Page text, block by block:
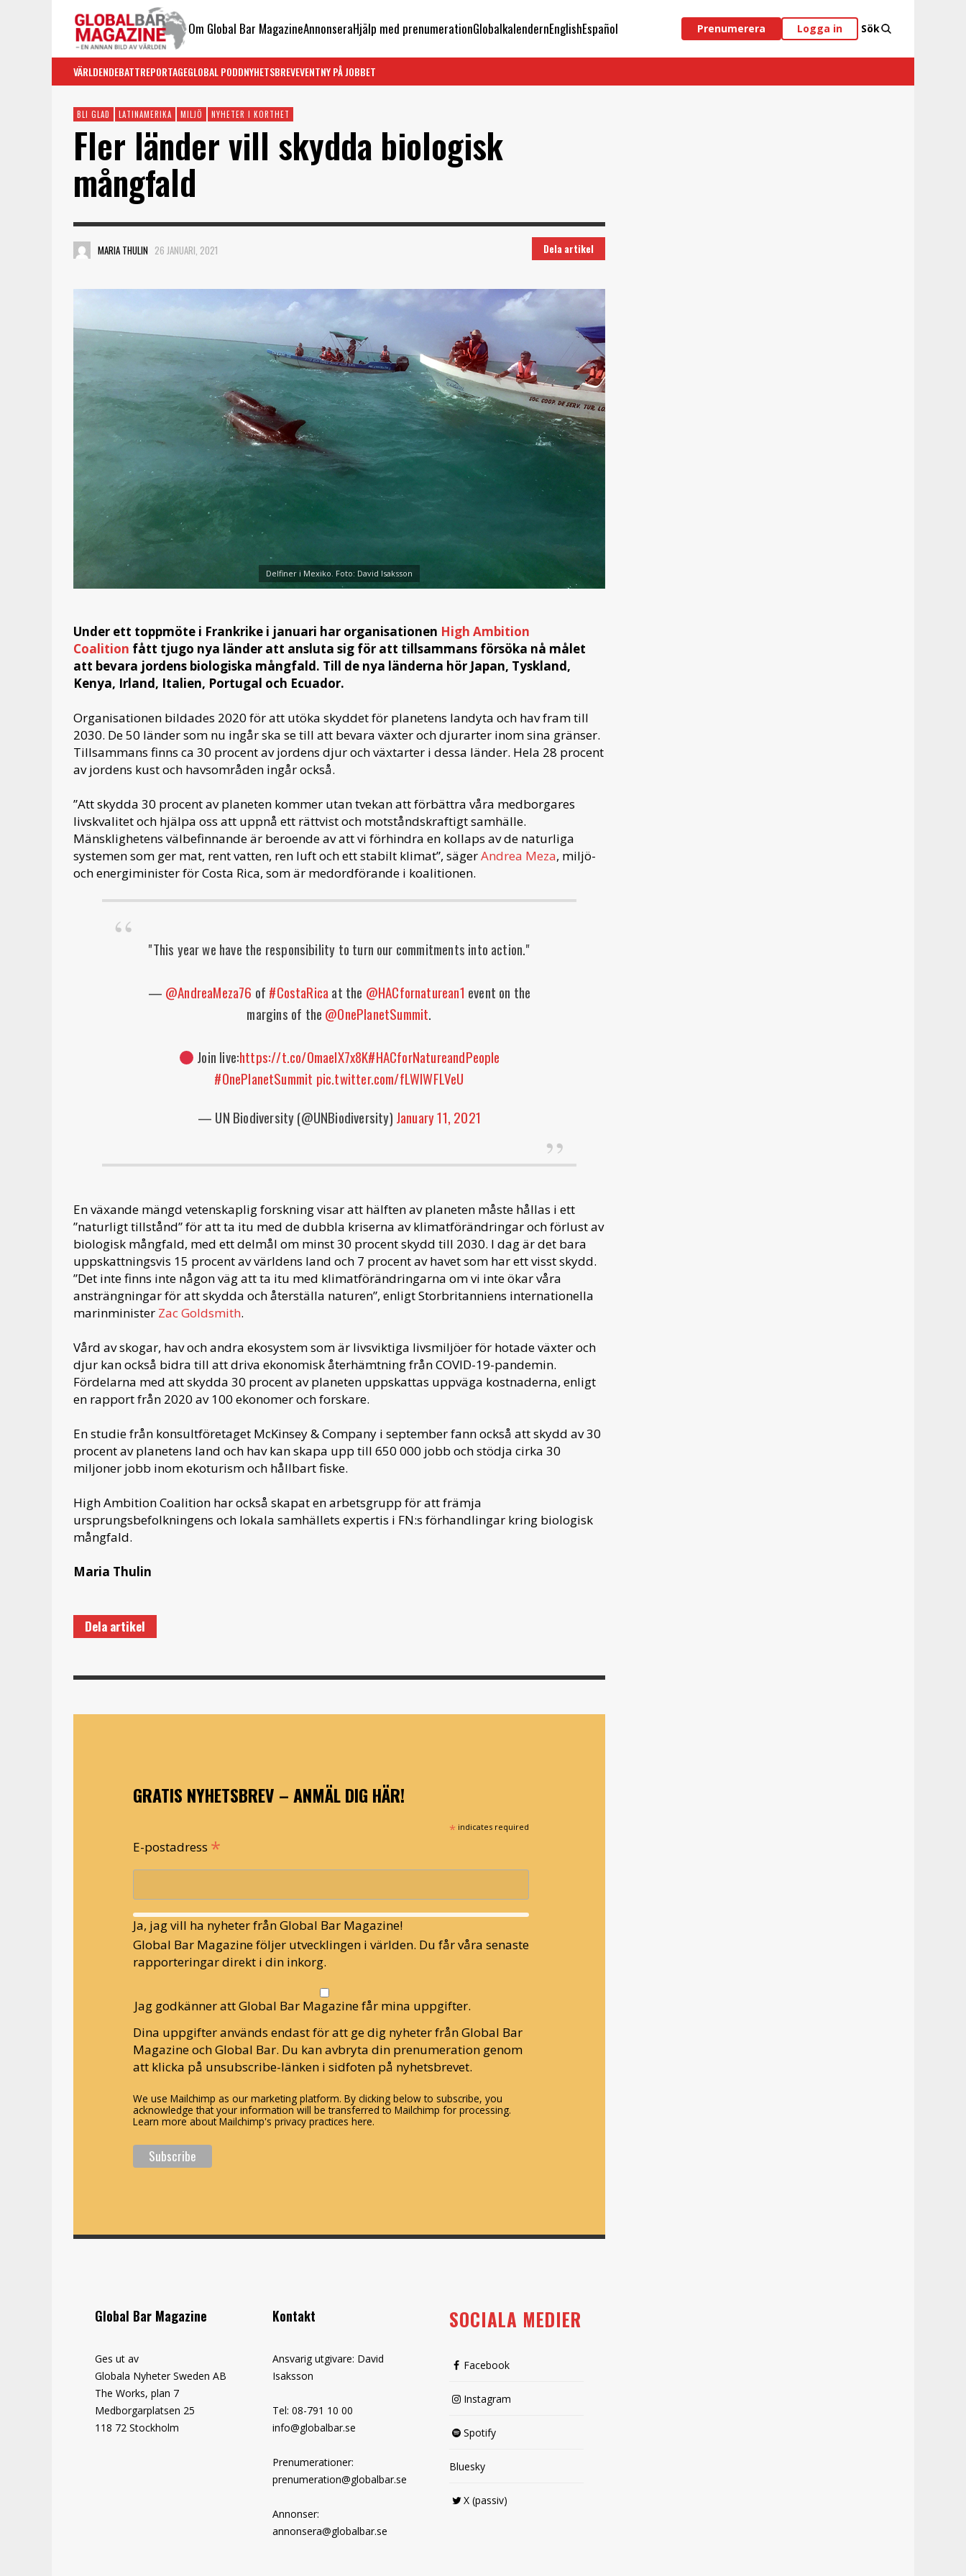
Om Global Bar MagazineAnnonseraHjälp med prenumerationGlobalkalendernEnglishEspañol Prenumerera Logga in Sök
VÄRLDENDEBATTREPORTAGEGLOBAL PODDNYHETSBREVEVENTNY PÅ JOBBET
BLI GLAD LATINAMERIKA MILJÖ NYHETER I KORTHET
Fler länder vill skydda biologisk
mångfald
MARIA THULIN 26 JANUARI, 2021 Dela artikel
Delfiner i Mexiko. Foto: David Isaksson
Under ett toppmöte i Frankrike i januari har organisationen High Ambition
Coalition fått tjugo nya länder att ansluta sig för att tillsammans försöka nå målet
att bevara jordens biologiska mångfald. Till de nya länderna hör Japan, Tyskland,
Kenya, Irland, Italien, Portugal och Ecuador.
Organisationen bildades 2020 för att utöka skyddet för planetens landyta och hav fram till
2030. De 50 länder som nu ingår ska se till att bevara växter och djurarter inom sina gränser.
Tillsammans finns ca 30 procent av jordens djur och växtarter i dessa länder. Hela 28 procent
av jordens kust och havsområden ingår också.
”Att skydda 30 procent av planeten kommer utan tvekan att förbättra våra medborgares
livskvalitet och hjälpa oss att uppnå ett rättvist och motståndskraftigt samhälle.
Mänsklighetens välbefinnande är beroende av att vi förhindra en kollaps av de naturliga
systemen som ger mat, rent vatten, ren luft och ett stabilt klimat”, sägerAndrea Meza, miljö-
och energiminister för Costa Rica, som är medordförande i koalitionen.
"This year we have the responsibility to turn our commitments into action."
— @AndreaMeza76 of #CostaRica at the @HACfornaturean1 event on the
margins of the @OnePlanetSummit.
Join live:https://t.co/OmaelX7x8K#HACforNatureandPeople
#OnePlanetSummit pic.twitter.com/fLWIWFLVeU
— UN Biodiversity (@UNBiodiversity) January 11, 2021
En växande mängd vetenskaplig forskning visar att hälften av planeten måste hållas i ett
”naturligt tillstånd” för att ta itu med de dubbla kriserna av klimatförändringar och förlust av
biologisk mångfald, med ett delmål om minst 30 procent skydd till 2030. I dag är det bara
uppskattningsvis 15 procent av världens land och 7 procent av havet som har ett visst skydd.
”Det inte finns inte någon väg att ta itu med klimatförändringarna om vi inte ökar våra
ansträngningar för att skydda och återställa naturen”, enligt Storbritanniens internationella
marinminister Zac Goldsmith.
Vård av skogar, hav och andra ekosystem som är livsviktiga livsmiljöer för hotade växter och
djur kan också bidra till att driva ekonomisk återhämtning från COVID-19-pandemin.
Fördelarna med att skydda 30 procent av planeten uppskattas uppväga kostnaderna, enligt
en rapport från 2020 av 100 ekonomer och forskare.
En studie från konsultföretaget McKinsey & Company i september fann också att skydd av 30
procent av planetens land och hav kan skapa upp till 650 000 jobb och stödja cirka 30
miljoner jobb inom ekoturism och hållbart fiske.
High Ambition Coalition har också skapat en arbetsgrupp för att främja
ursprungsbefolkningens och lokala samhällets expertis i FN:s förhandlingar kring biologisk
mångfald.
Maria Thulin
Dela artikel
GRATIS NYHETSBREV – ANMÄL DIG HÄR!
* indicates required
E-postadress *
Ja, jag vill ha nyheter från Global Bar Magazine!
Global Bar Magazine följer utvecklingen i världen. Du får våra senaste
rapporteringar direkt i din inkorg.
Jag godkänner att Global Bar Magazine får mina uppgifter.
Dina uppgifter används endast för att ge dig nyheter från Global Bar
Magazine och Global Bar. Du kan avbryta din prenumeration genom
att klicka på unsubscribe-länken i sidfoten på nyhetsbrevet.
We use Mailchimp as our marketing platform. By clicking below to subscribe, you
acknowledge that your information will be transferred to Mailchimp for processing.
Learn more about Mailchimp's privacy practices here.
Global Bar Magazine
Ges ut av
Globala Nyheter Sweden AB
The Works, plan 7
Medborgarplatsen 25
118 72 Stockholm
Kontakt
Ansvarig utgivare: David
Isaksson
Tel: 08-791 10 00
info@globalbar.se
Prenumerationer:
prenumeration@globalbar.se
Annonser:
annonsera@globalbar.se
SOCIALA MEDIER
Facebook
Instagram
Spotify
Bluesky
X (passiv)